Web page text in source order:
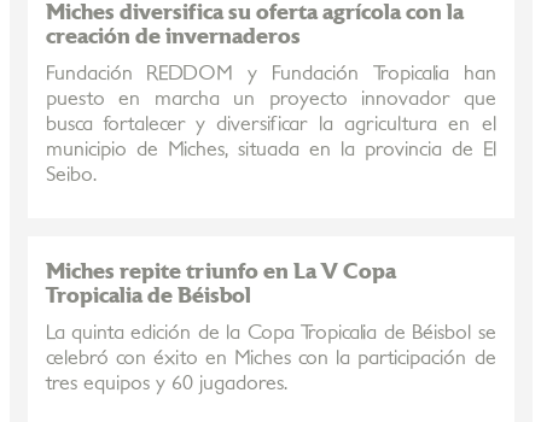
Miches diversifica su oferta agrícola con la
creación de invernaderos
Fundación REDDOM y Fundación Tropicalia han
puesto en marcha un proyecto innovador que
busca fortalecer y diversificar la agricultura en el
municipio de Miches, situada en la provincia de El
Seibo.
Miches repite triunfo en La V Copa
Tropicalia de Béisbol
La quinta edición de la Copa Tropicalia de Béisbol se
celebró con éxito en Miches con la participación de
tres equipos y 60 jugadores.